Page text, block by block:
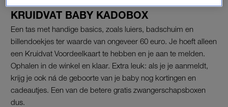
KRUIDVAT BABY KADOBOX
Een tas met handige basics, zoals luiers, badschuim en
billendoekjes ter waarde van ongeveer 60 euro. Je hoeft alleen
een Kruidvat Voordeelkaart te hebben en je aan te melden.
Ophalen in de winkel en klaar. Extra leuk: als je je aanmeldt,
krijg je ook ná de geboorte van je baby nog kortingen en
cadeautjes. Een van de betere gratis zwangerschapsboxen
dus.